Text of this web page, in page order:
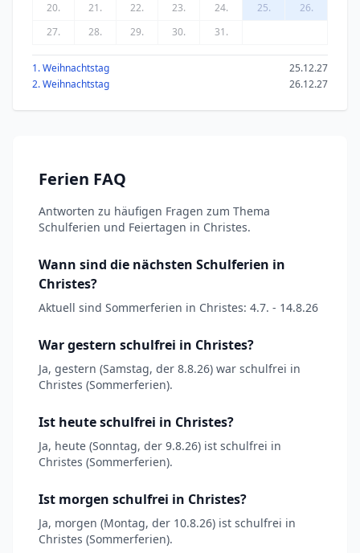
20.
21. 22. 23. 24. 25.
26.
27.
28. 29. 30. 31.
1. Weihnachtstag
25.12.27
2. Weihnachtstag
26.12.27
Ferien FAQ
Antworten zu häufigen Fragen zum Thema
Schulferien und Feiertagen in Christes.
Wann sind die nächsten Schulferien in
Christes?
Aktuell sind Sommerferien in Christes: 4.7. - 14.8.26
War gestern schulfrei in Christes?
Ja, gestern (Samstag, der 8.8.26) war schulfrei in
Christes (Sommerferien).
Ist heute schulfrei in Christes?
Ja, heute (Sonntag, der 9.8.26) ist schulfrei in
Christes (Sommerferien).
Ist morgen schulfrei in Christes?
Ja, morgen (Montag, der 10.8.26) ist schulfrei in
Christes (Sommerferien).